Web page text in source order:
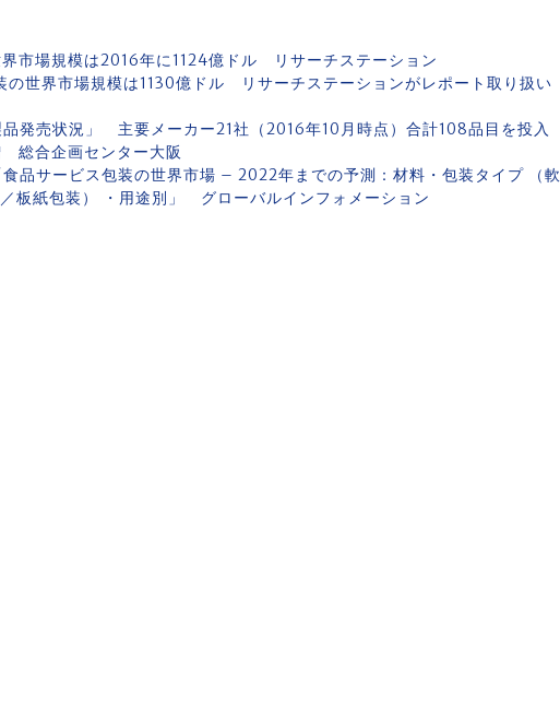
市場規模は2016年に1124億ドル リサーチステーション
の世界市場規模は1130億ドル リサーチステーションがレポート取り扱い
品発売状況」 主要メーカー21社（2016年10月時点）合計108品目を投入
総合企画センター大阪
品サービス包装の世界市場 – 2022年までの予測：材料・包装タイプ （軟
板紙包装） ・用途別」 グローバルインフォメーション